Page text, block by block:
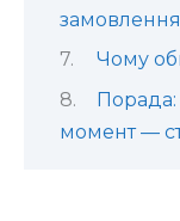
Чому
Порада:
момент —